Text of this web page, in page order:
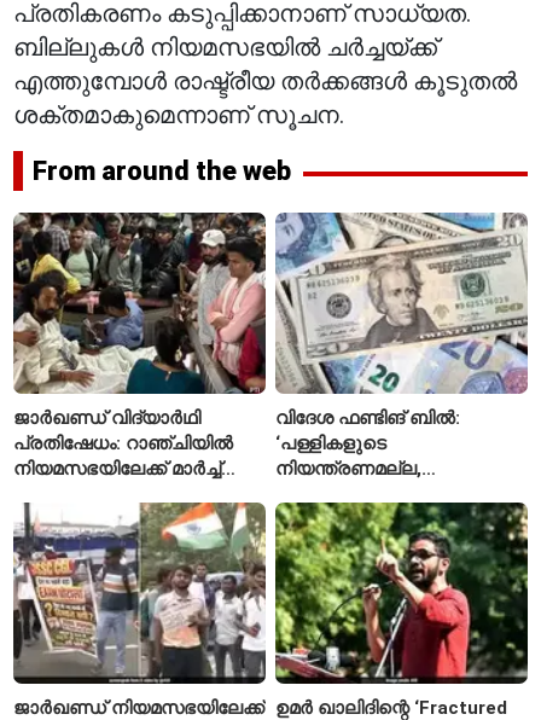
പ്രതികരണം കടുപ്പിക്കാനാണ് സാധ്യത.
ബില്ലുകൾ നിയമസഭയിൽ ചർച്ചയ്ക്ക്
എത്തുമ്പോൾ രാഷ്ട്രീയ തർക്കങ്ങൾ കൂടുതൽ
ശക്തമാകുമെന്നാണ് സൂചന.
From around the web
ജാർഖണ്ഡ് വിദ്യാർഥി
പ്രതിഷേധം: റാഞ്ചിയിൽ
നിയമസഭയിലേക്ക് മാർച്ച്
വിദേശ ഫണ്ടിങ് ബിൽ:
‘പള്ളികളുടെ
നിയന്ത്രണമല്ല,
— കേന്ദ്രത്തിന്റെ
വിശദീകരണം
ജാർഖണ്ഡ് നിയമസഭയിലേക്ക് ഉമർ ഖാലിദിന്റെ ‘Fractured